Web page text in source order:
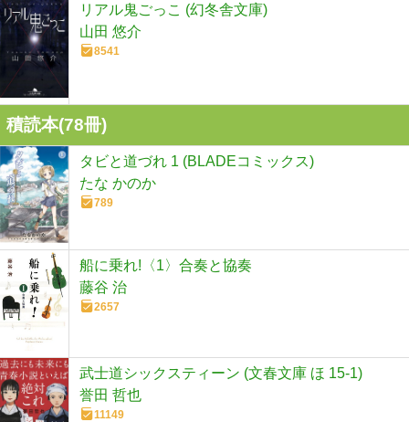
リアル鬼ごっこ (幻冬舎文庫)
山田 悠介
8541
積読本(78冊)
タビと道づれ 1 (BLADEコミックス)
たな かのか
789
船に乗れ!〈1〉合奏と協奏
藤谷 治
2657
武士道シックスティーン (文春文庫 ほ 15-1)
誉田 哲也
11149